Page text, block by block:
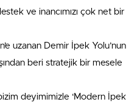
ve inancımızı çok net bir
uzanan Demir İpek Yolu’nun
beri stratejik bir mesele
deyimimizle ‘Modern İpek